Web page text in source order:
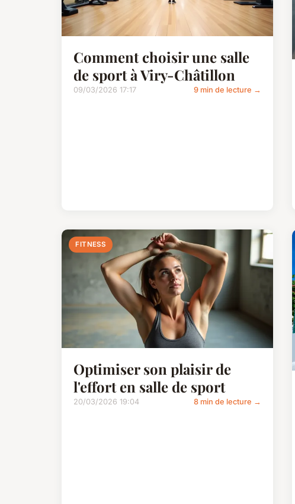
Comment choisir une salle
de sport à Viry-Châtillon
09/03/2026 17:17 9 min de lecture →
FITNESS
Optimiser son plaisir de
l'effort en salle de sport
20/03/2026 19:04 8 min de lecture →